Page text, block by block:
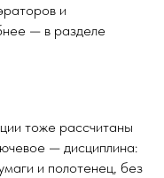
и
— в разделе
тоже рассчитаны
— дисциплина:
и полотенец, без